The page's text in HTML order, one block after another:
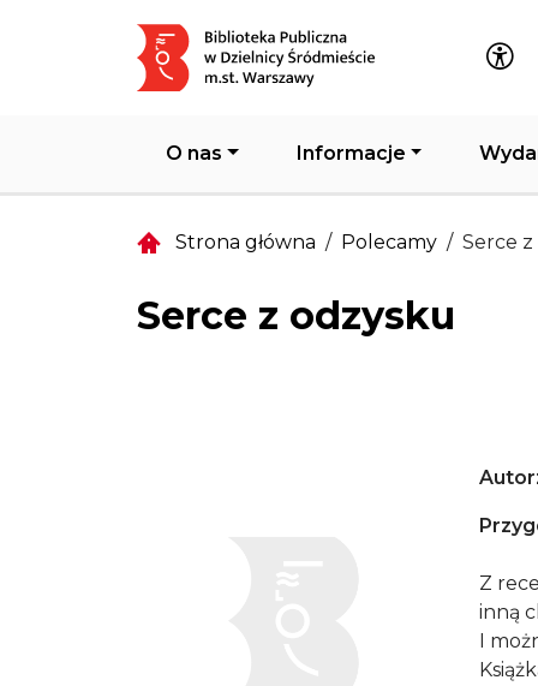
O nas Informacje
Strona główna Polecamy Serce
Serce z odzysku
Z
inną
I